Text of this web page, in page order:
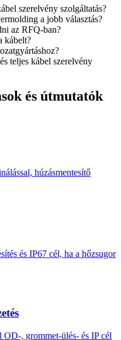
szerelvény szolgáltatás?
a jobb választás?
az RFQ-ban?
kábelt?
teljes kábel szerelvény
és útmutatók
húzásmentesítő
és IP67 cél, ha a hőzsugor
OD-, grommet-ülés- és IP cél